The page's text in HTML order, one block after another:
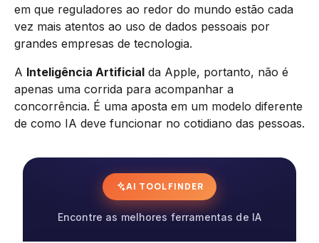
em que reguladores ao redor do mundo estão cada
vez mais atentos ao uso de dados pessoais por
grandes empresas de tecnologia.
A Inteligência Artificial da Apple, portanto, não é
apenas uma corrida para acompanhar a
concorrência. É uma aposta em um modelo diferente
de como IA deve funcionar no cotidiano das pessoas.
AI TOOL FINDER
Encontre as melhores ferramentas de IA